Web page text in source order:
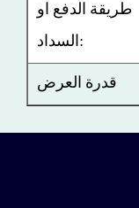
طريقة الدفع او
السداد:
قدرة العرض